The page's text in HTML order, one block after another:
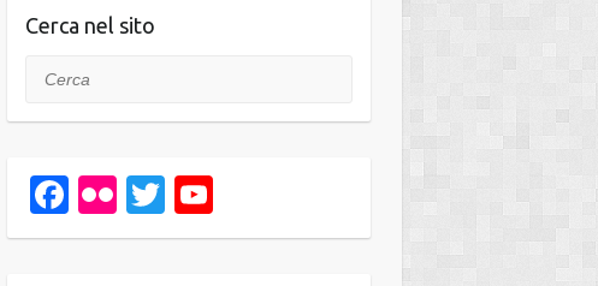
Cerca nel sito
Cerca
F
a
Fl
ic
T
wi o